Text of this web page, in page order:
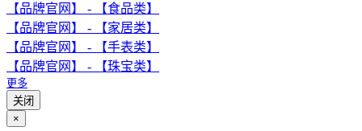
【品牌官网】 - 【食品类】
【品牌官网】 - 【家居类】
【品牌官网】 - 【手表类】
【品牌官网】 - 【珠宝类】
更多
关闭
×